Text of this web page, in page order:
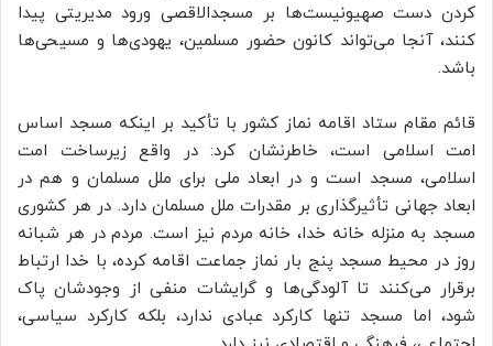
کردن دست صهیونیست‌ها بر مسجدالاقصی ورود مدیریتی پیدا
کنند، آنجا می‌تواند کانون حضور مسلمین، یهودی‌ها و مسیحی‌ها
باشد.
قائم مقام ستاد اقامه نماز کشور با تأکید بر اینکه مسجد اساس
امت اسلامی است، خاطرنشان کرد: در واقع زیرساخت امت
اسلامی، مسجد است و در ابعاد ملی برای ملل مسلمان و هم در
ابعاد جهانی تأثیرگذاری بر مقدرات ملل مسلمان دارد. در هر کشوری
مسجد به منزله خانه خدا، خانه مردم نیز است. مردم در هر شبانه
روز در محیط مسجد پنج بار نماز جماعت اقامه کرده، با خدا ارتباط
برقرار می‌کنند تا آلودگی‌ها و گرایشات منفی از وجودشان پاک
شود، اما مسجد تنها کارکرد عبادی ندارد، بلکه کارکرد سیاسی،